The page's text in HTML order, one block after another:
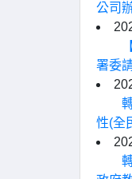
公司
署委
性(全